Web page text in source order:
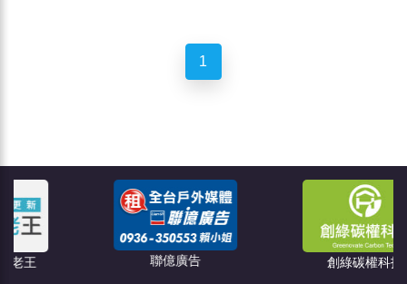
1
創綠碳權科技